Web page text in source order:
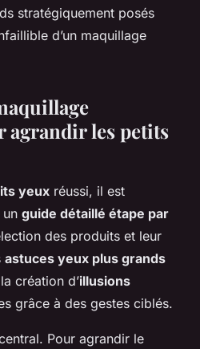
stratégiquement posés
d’un maquillage
agrandir les petits
yeux réussi, il est
guide détaillé étape par
des produits et leur
astuces yeux plus grands
création d’illusions
grâce à des gestes ciblés.
Pour agrandir le